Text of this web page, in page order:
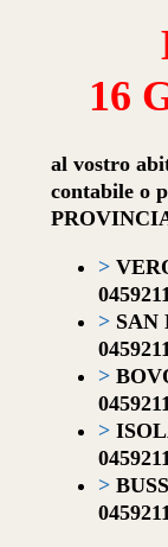
16
al vostro
contabile o
>
> SAN
>
>
>